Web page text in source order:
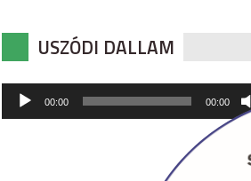
USZÓDI DALLAM
Audió
lejátszó
00:00 00:00